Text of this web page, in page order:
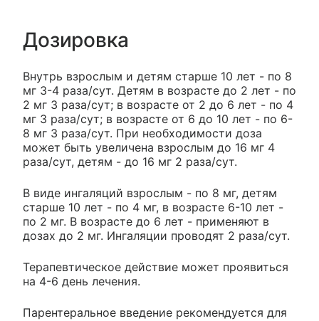
Дозировка
Внутрь взрослым и детям старше 10 лет - по 8
мг 3-4 раза/сут. Детям в возрасте до 2 лет - по
2 мг 3 раза/сут; в возрасте от 2 до 6 лет - по 4
мг 3 раза/сут; в возрасте от 6 до 10 лет - по 6-
8 мг 3 раза/сут. При необходимости доза
может быть увеличена взрослым до 16 мг 4
раза/сут, детям - до 16 мг 2 раза/сут.
В виде ингаляций взрослым - по 8 мг, детям
старше 10 лет - по 4 мг, в возрасте 6-10 лет -
по 2 мг. В возрасте до 6 лет - применяют в
дозах до 2 мг. Ингаляции проводят 2 раза/сут.
Терапевтическое действие может проявиться
на 4-6 день лечения.
Парентеральное введение рекомендуется для